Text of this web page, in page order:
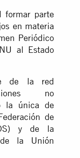
formar parte
en materia
Periódico
al Estado
de la red
no
la única de
de
y de la
la Unión